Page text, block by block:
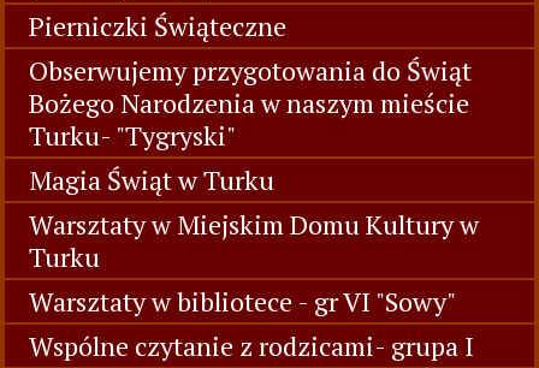
Pierniczki Świąteczne
Obserwujemy przygotowania do Świąt
Bożego Narodzenia w naszym mieście
Turku- "Tygryski"
Magia Świąt w Turku
Warsztaty w Miejskim Domu Kultury w
Turku
Warsztaty w bibliotece - gr VI "Sowy"
Wspólne czytanie z rodzicami- grupa I